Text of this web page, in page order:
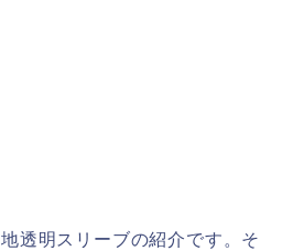
透明スリーブの紹介です。そ